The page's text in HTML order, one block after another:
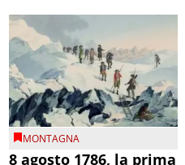
MONTAGNA
8 agosto 1786, la prima